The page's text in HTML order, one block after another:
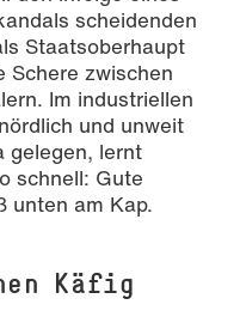
scheidenden
Staatsoberhaupt
Schere zwischen
Im industriellen
und unweit
gelegen, lernt
schnell: Gute
unten am Kap.
Käfig